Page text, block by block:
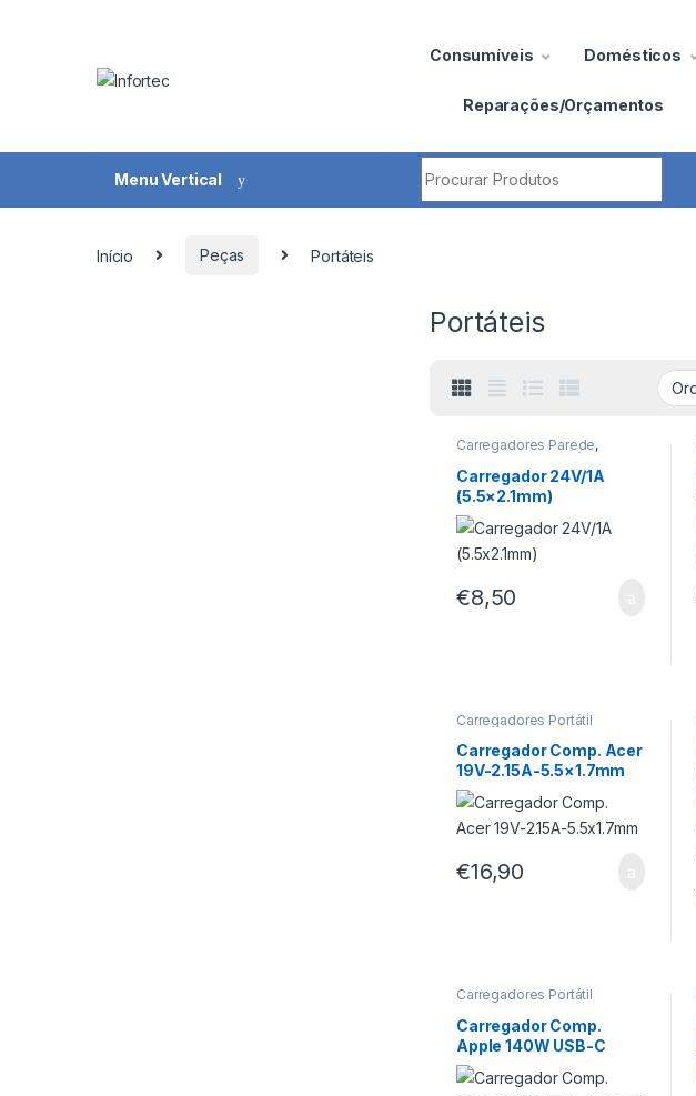
Consumíveis Domésticos
Reparações/Orçamentos
Menu Vertical
Início Peças Portáteis
Portáteis
Carregadores Parede,
Carregadores Portátil
Carregador 24V/1A
(5.5×2.1mm)
€8,50
Carregadores Portátil
Carregador Comp. Acer
19V-2.15A-5.5×1.7mm
€16,90
Carregadores Portátil
Carregador Comp.
Apple 140W USB-C
(Inclui Cabo USB-C)